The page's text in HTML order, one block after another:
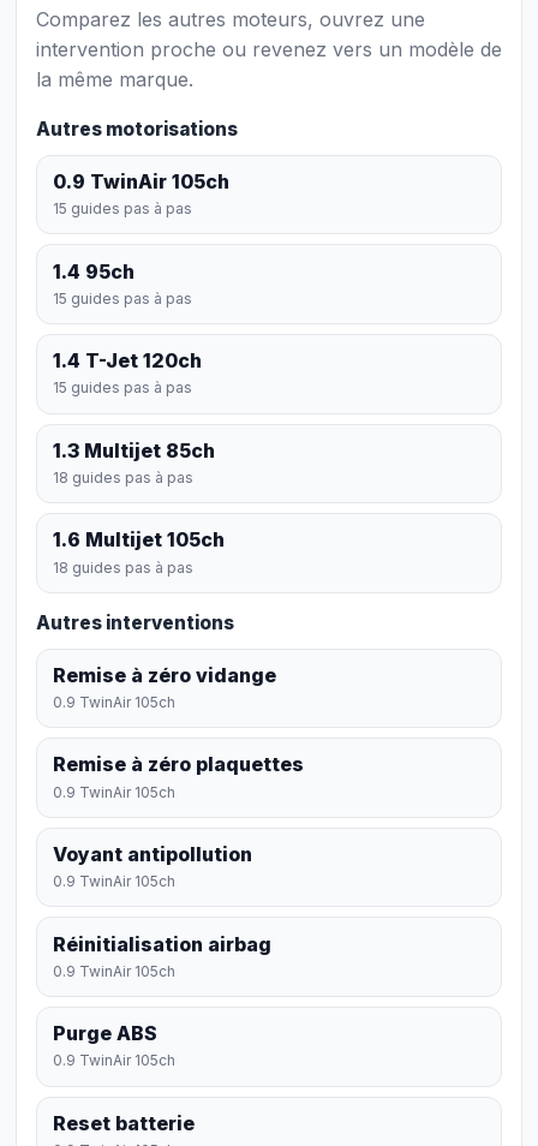
Comparez les autres moteurs, ouvrez une
intervention proche ou revenez vers un modèle de
la même marque.
Autres motorisations
0.9 TwinAir 105ch
15 guides pas à pas
1.4 95ch
15 guides pas à pas
1.4 T-Jet 120ch
15 guides pas à pas
1.3 Multijet 85ch
18 guides pas à pas
1.6 Multijet 105ch
18 guides pas à pas
Autres interventions
Remise à zéro vidange
0.9 TwinAir 105ch
Remise à zéro plaquettes
0.9 TwinAir 105ch
Voyant antipollution
0.9 TwinAir 105ch
Réinitialisation airbag
0.9 TwinAir 105ch
Purge ABS
0.9 TwinAir 105ch
Reset batterie